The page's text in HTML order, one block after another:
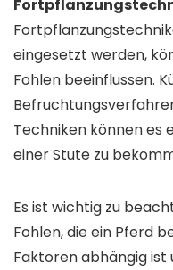
eingesetzt werden,
Fohlen beeinflussen.
Techniken können es
einer Stute zu
Es ist wichtig zu
Fohlen, die ein Pferd
Faktoren abhängig ist